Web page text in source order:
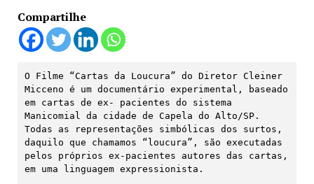
Compartilhe
O Filme “Cartas da Loucura” do Diretor Cleiner
Micceno é um documentário experimental, baseado
em cartas de ex- pacientes do sistema
Manicomial da cidade de Capela do Alto/SP.
Todas as representações simbólicas dos surtos,
daquilo que chamamos “loucura”, são executadas
pelos próprios ex-pacientes autores das cartas,
em uma linguagem expressionista.